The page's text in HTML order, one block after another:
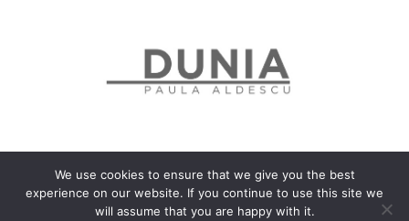
Politica de confidențialitate Politică privind fișierele cookies
We use cookies to ensure that we give you the best
experience on our website. If you continue to use this site we
will assume that you are happy with it.